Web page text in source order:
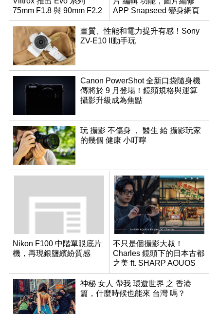
75mm F1.8 與 90mm F2.2
雙定焦望遠鏡頭
APP Snapseed 變身網頁
版
畫質、性能和電力提升有感！Sony
ZV-E10 II動手玩
Canon PowerShot 全新口袋隨身機
傳將於 9 月登場！鏡頭規格與運算
攝影升級成為焦點
玩 攝影 不傷身 ， 醫生 給 攝影玩家
的幾個 健康 小叮嚀
Nikon F100 中階單眼底片
機，再現銀鹽繽紛質感
不只是個攝影大叔！
Charles 鏡頭下的日本古都
之美 ft. SHARP AQUOS
R9 pro
神秘 女人 帶我 環遊世界 之 香港
篇，什麼時候也能來 台灣 嗎？